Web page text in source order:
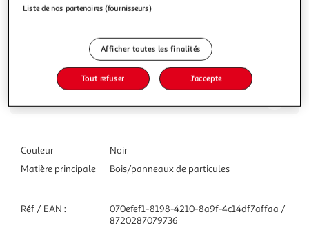
Couleur
Noir
Matière principale
Bois/panneaux de particules
Réf / EAN :
070efef1-8198-4210-8a9f-4c14df7affaa /
8720287079736
Liste de nos partenaires (fournisseurs)
Afficher toutes les finalités
Tout refuser J'accepte